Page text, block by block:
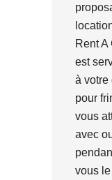
Rent
est
à votre
pour
vous
avec
vous le